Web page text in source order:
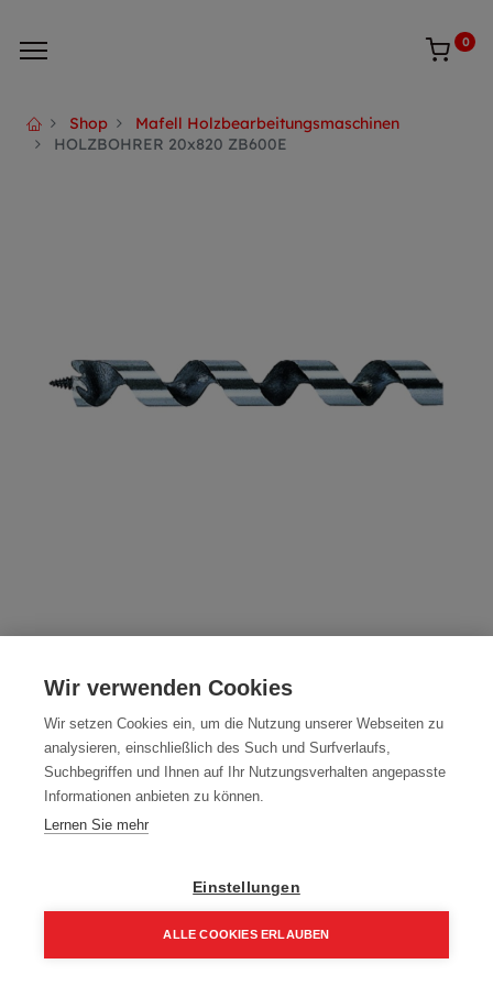
0
Shop
Mafell Holzbearbeitungsmaschinen
HOLZBOHRER 20x820 ZB600E
Artikelnummer:090216
189,20€
227,04 € inkl. Mwst
189,20 € / Stk.
In den Einkaufskorb
Wir verwenden Cookies
Wir setzen Cookies ein, um die Nutzung unserer Webseiten zu
analysieren, einschließlich des Such und Surfverlaufs,
Suchbegriffen und Ihnen auf Ihr Nutzungsverhalten angepasste
Informationen anbieten zu können.
Lernen Sie mehr
Einstellungen
ALLE COOKIES ERLAUBEN